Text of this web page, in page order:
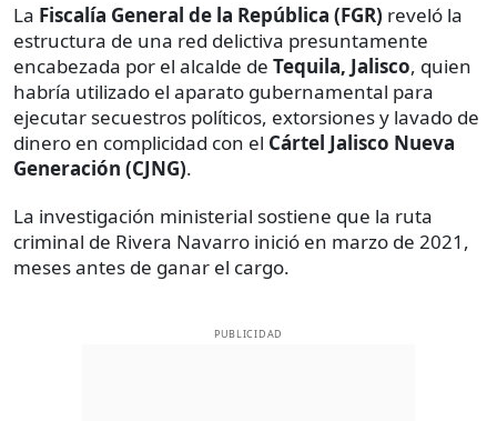
La Fiscalía General de la República (FGR) reveló la
estructura de una red delictiva presuntamente
encabezada por el alcalde de Tequila, Jalisco, quien
habría utilizado el aparato gubernamental para
ejecutar secuestros políticos, extorsiones y lavado de
dinero en complicidad con el Cártel Jalisco Nueva
Generación (CJNG).
La investigación ministerial sostiene que la ruta
criminal de Rivera Navarro inició en marzo de 2021,
meses antes de ganar el cargo.
PUBLICIDAD